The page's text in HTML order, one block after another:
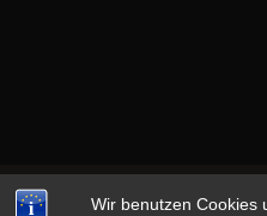
Wir benutzen Cookies